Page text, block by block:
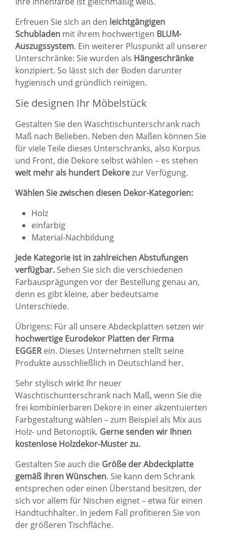
Erfreuen Sie sich an den leichtgängigen
Schubladen mit ihrem hochwertigen BLUM-
Auszugssystem. Ein weiterer Pluspunkt all unserer
Unterschränke: Sie wurden als Hängeschränke
konzipiert. So lässt sich der Boden darunter
hygienisch und gründlich reinigen.
Sie designen Ihr Möbelstück
Gestalten Sie den Waschtischunterschrank nach
Maß nach Belieben. Neben den Maßen können Sie
für viele Teile dieses Unterschranks, also Korpus
und Front, die Dekore selbst wählen – es stehen
weit mehr als hundert Dekorezur Verfügung.
Wählen Sie zwischen diesen Dekor-Kategorien:
Holz
einfarbig
Material-Nachbildung
Jede Kategorie ist in zahlreichen Abstufungen
verfügbar. Sehen Sie sich die verschiedenen
Farbausprägungen vor der Bestellung genau an,
denn es gibt kleine, aber bedeutsame
Unterschiede.
Übrigens: Für all unsere Abdeckplatten setzen wir
hochwertige Eurodekor Platten der Firma
EGGERein. Dieses Unternehmen stellt seine
Produkte ausschließlich in Deutschland her.
Sehr stylisch wirkt Ihr neuer
Waschtischunterschrank nach Maß, wenn Sie die
frei kombinierbaren Dekore in einer akzentuierten
Farbgestaltung wählen – zum Beispiel als Mix aus
Holz- und Betonoptik. Gerne senden wir Ihnen
kostenlose Holzdekor-Muster zu.
Gestalten Sie auch die Größe der Abdeckplatte
gemäß Ihren Wünschen. Sie kann dem Schrank
entsprechen oder einen Überstand besitzen, der
sich vor allem für Nischen eignet – etwa für einen
Handtuchhalter. In jedem Fall profitieren Sie von
der größeren Tischfläche.